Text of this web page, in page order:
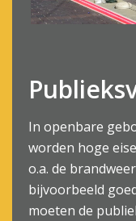
In openbare
worden hoge
o.a. de
bijvoorbeeld
moeten de